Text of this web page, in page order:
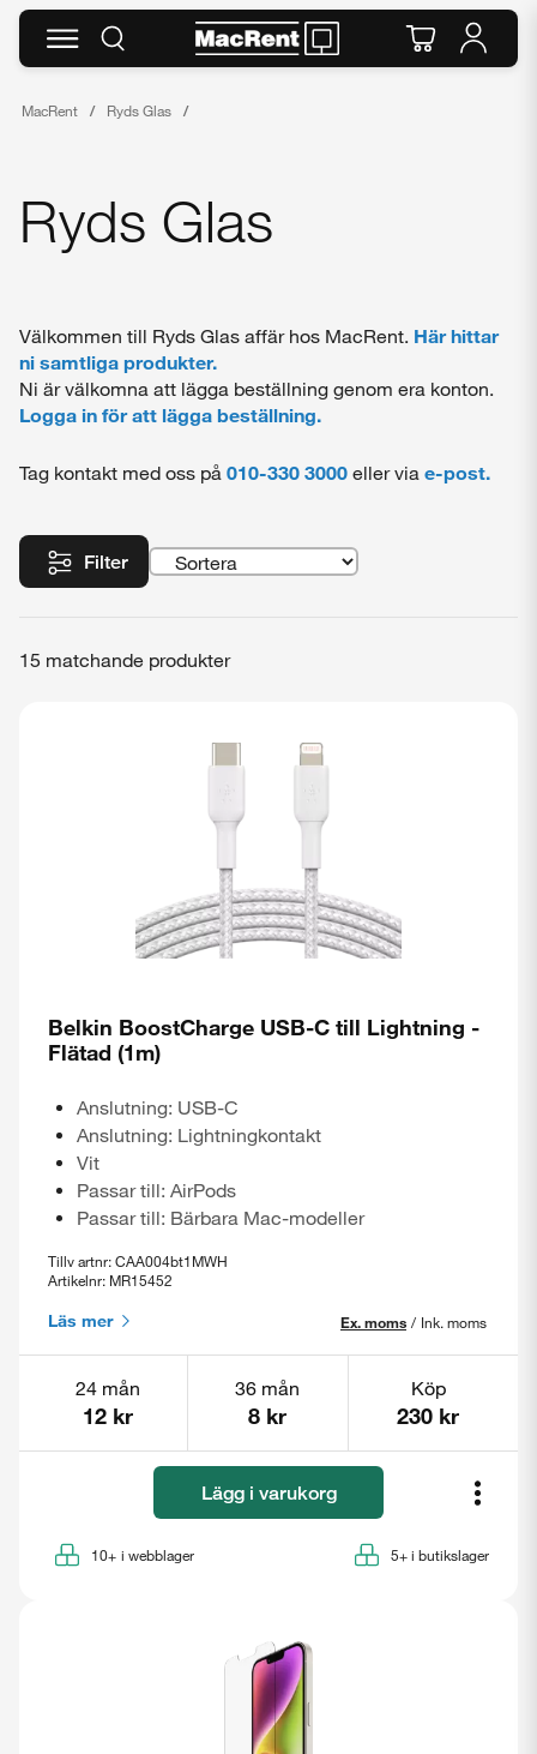
MacRent Ryds Glas
Ryds Glas
Välkommen till Ryds Glas affär hos MacRent. Här hittar
ni samtliga produkter.
Ni är välkomna att lägga beställning genom era konton.
Logga in för att lägga beställning.
Tag kontakt med oss på 010-330 3000 eller via e-post.
Filter
15 matchande produkter
Belkin BoostCharge USB-C till Lightning -
Flätad (1m)
Anslutning: USB-C
Anslutning: Lightningkontakt
Vit
Passar till: AirPods
Passar till: Bärbara Mac-modeller
Tillv artnr: CAA004bt1MWH
Artikelnr: MR15452
Läs mer Ex. moms / Ink. moms
24 mån
12 kr
36 mån
8 kr
Köp
230 kr
Lägg i varukorg
10+ i webblager 5+ i butikslager